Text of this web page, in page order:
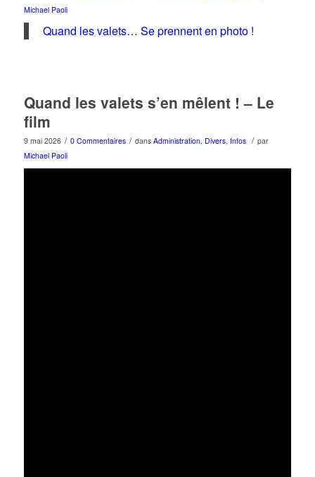
Michael Paoli
Quand les valets… Se prennent en photo !
Quand les valets s’en mêlent ! – Le
film
9 mai 2026 / 0 Commentaires / dans Administration, Divers, Infos / par
Michael Paoli